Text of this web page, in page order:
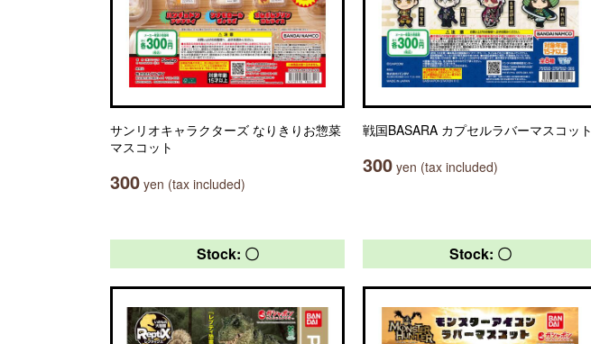
サンリオキャラクターズ なりきりお惣菜
マスコット
300 yen (tax included)
戦国BASARA カプセルラバーマスコット
300 yen (tax included)
Stock: 〇 Stock: 〇